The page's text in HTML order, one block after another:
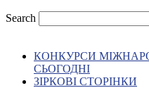
Search
КОНКУРСИ
СЬОГОДНІ
ЗІРКОВІ СТОРІНКИ